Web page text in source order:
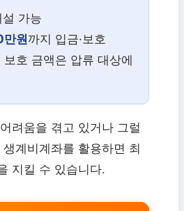
가능
원까지 입금·보호
호 금액은 압류 대상에
려움을 겪고 있거나 그럴
계비계좌를 활용하면 최
지킬 수 있습니다.